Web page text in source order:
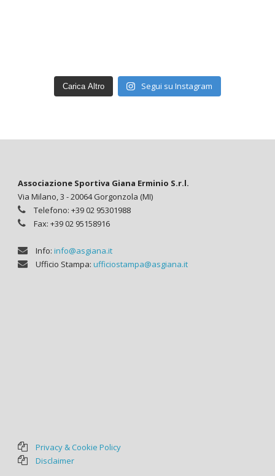
Carica Altro Segui su Instagram
Associazione Sportiva Giana Erminio S.r.l.
Via Milano, 3 - 20064 Gorgonzola (MI)
Telefono: +39 02 95301988
Fax: +39 02 95158916
Info: info@asgiana.it
Ufficio Stampa: ufficiostampa@asgiana.it
Privacy & Cookie Policy
Disclaimer